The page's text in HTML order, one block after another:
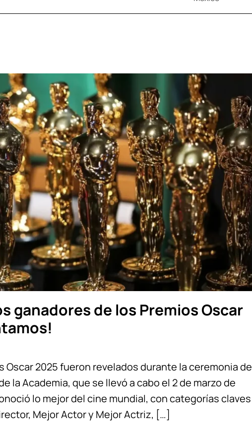
ganadores de los Premios Oscar
Oscar 2025 fueron revelados durante la ceremonia de
la Academia, que se llevó a cabo el 2 de marzo de
lo mejor del cine mundial, con categorías claves
Mejor Actor y Mejor Actriz, […]